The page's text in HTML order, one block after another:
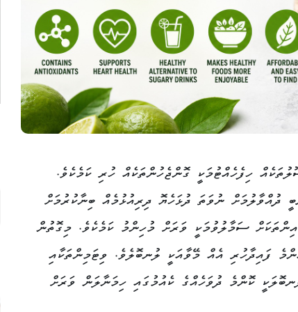
ހިފެހެއްޓުމަކީ ގޮންޖެހުންތަކެއް ހުރި ކަމެކެވެ.
ދުއްވާލުމަށް ނުވަތަ ދުޅަހެޔޮ ދިރިއުޅުމެއް ބިނާކުރުމަށް
ސަމާލުވުމަކީ ވަރަށް މުހިންމު ކަމެކެވެ. މިގޮތުން
ފައިދާހުރި އެއް މޭވާއަކީ ލުނބޮލެވެ. ވިޓަމިންތަކާއި
ކޮންމެ ދުވަހެއްގެ ކެއުމުގައި ހިމަނާލަން ވަރަށް